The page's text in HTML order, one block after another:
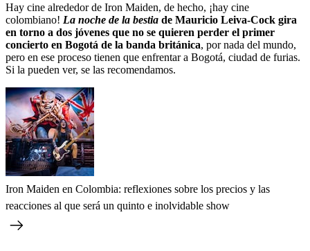
Hay cine alrededor de Iron Maiden, de hecho, ¡hay cine
colombiano! La noche de la bestia de Mauricio Leiva-Cock gira
en torno a dos jóvenes que no se quieren perder el primer
concierto en Bogotá de la banda británica, por nada del mundo,
pero en ese proceso tienen que enfrentar a Bogotá, ciudad de furias.
Si la pueden ver, se las recomendamos.
Iron Maiden en Colombia: reflexiones sobre los precios y las
reacciones al que será un quinto e inolvidable show